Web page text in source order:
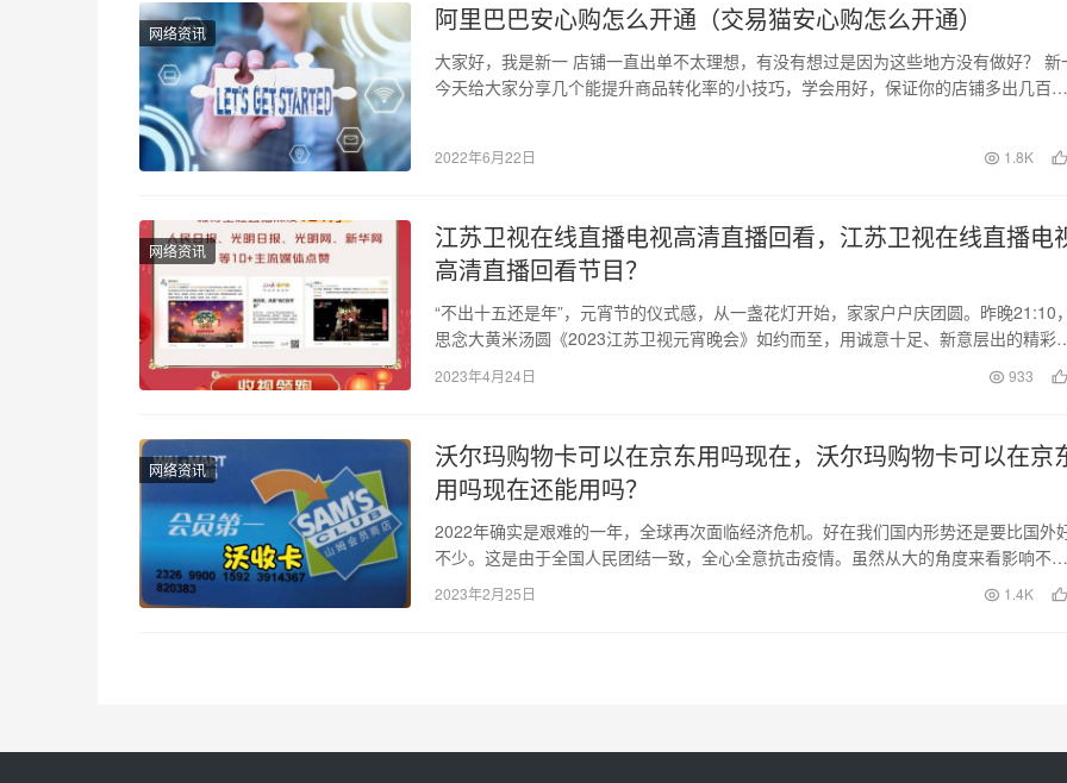
网络资讯 阿里巴巴安心购怎么开通（交易猫安心购怎么开通）
大家好，我是新一 店铺一直出单不太理想，有没有想过是因为这些地方没有做好？ 新
今天给大家分享几个能提升商品转化率的小技巧，学会用好，保证你的店铺多出几百
2022年6月22日 1.8K
网络资讯
江苏卫视在线直播电视高清直播回看，江苏卫视在线直播电
高清直播回看节目？
“不出十五还是年”，元宵节的仪式感，从一盏花灯开始，家家户户庆团圆。昨晚21:10，
思念大黄米汤圆《2023江苏卫视元宵晚会》如约而至，用诚意十足、新意层出的精彩
目，带来蓬勃生机…
2023年4月24日 933
网络资讯
沃尔玛购物卡可以在京东用吗现在，沃尔玛购物卡可以在京
用吗现在还能用吗？
2022年确实是艰难的一年，全球再次面临经济危机。好在我们国内形势还是要比国外
不少。这是由于全国人民团结一致，全心全意抗击疫情。虽然从大的角度来看影响不
大，但当我们关注个人时，我…
2023年2月25日 1.4K